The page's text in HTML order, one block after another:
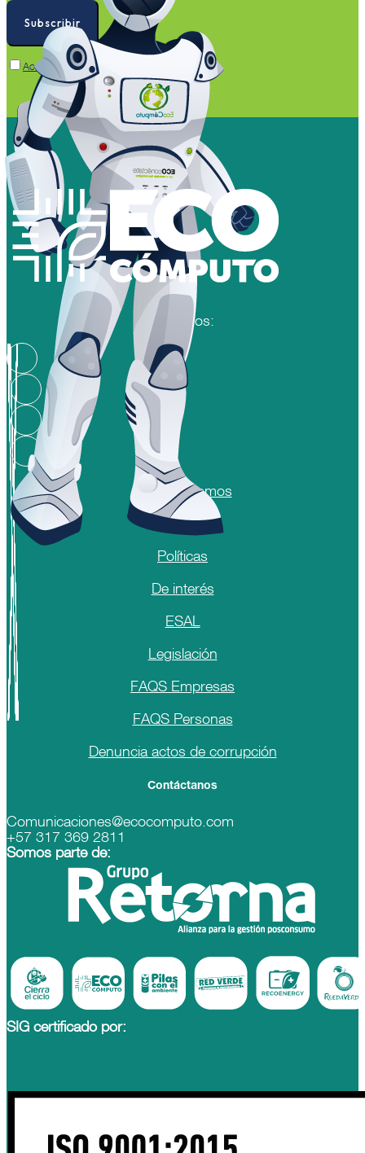
Acepto la Política de Privacidad de Datos
Síguenos:
Quienes somos
Informes
Políticas
De interés
ESAL
Legislación
FAQS Empresas
FAQS Personas
Denuncia actos de corrupción
Contáctanos
Comunicaciones@ecocomputo.com
+57 317 369 2811
Somos parte de:
SIG certificado por: